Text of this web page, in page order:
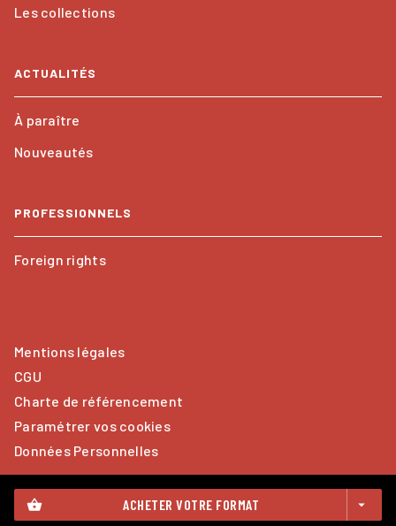
shopping_basket ACHETER VOTRE FORMAT arrow_drop_down
Les collections
ACTUALITÉS
À paraître
Nouveautés
PROFESSIONNELS
Foreign rights
Mentions légales
CGU
Charte de référencement
Paramétrer vos cookies
Données Personnelles